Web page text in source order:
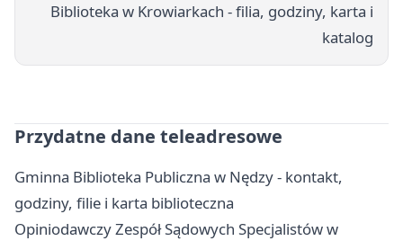
Biblioteka w Krowiarkach - filia, godziny, karta i
katalog
Przydatne dane teleadresowe
Gminna Biblioteka Publiczna w Nędzy - kontakt,
godziny, filie i karta biblioteczna
Opiniodawczy Zespół Sądowych Specjalistów w